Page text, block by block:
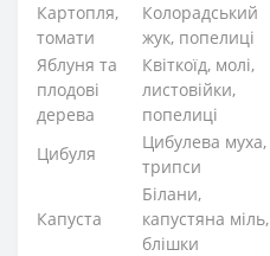
Картопля,
томати
Колорадський
жук, попелиці
Яблуня та
плодові
дерева
Квіткоїд, молі,
листовійки,
попелиці
Цибуля
Цибулева муха,
трипси
Капуста
Білани,
капустяна міль,
блішки